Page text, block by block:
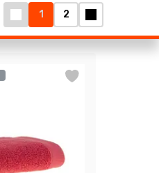
1 2